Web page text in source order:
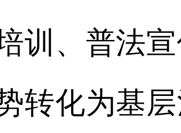
训、普法
转化为基